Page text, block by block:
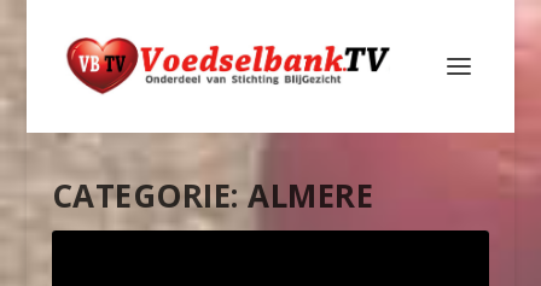
CATEGORIE:ALMERE